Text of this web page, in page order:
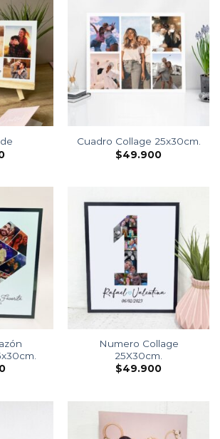
Cuadro Collage 25x30cm.
$49.900
Numero Collage
25X30cm.
$49.900